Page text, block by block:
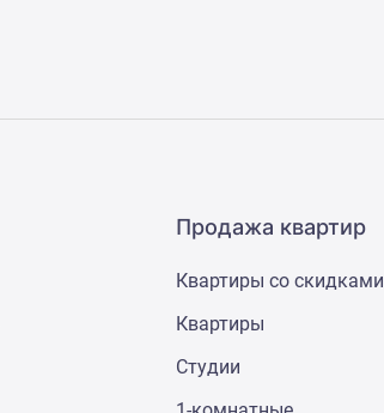
Продажа квартир
Квартиры со скидками
Квартиры
Студии